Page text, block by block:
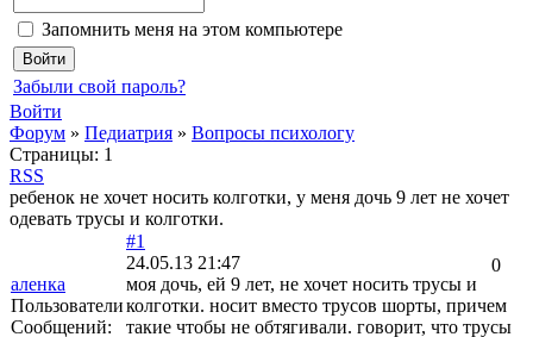
Запомнить меня на этом компьютере
Забыли свой пароль?
Войти
Форум » Педиатрия » Вопросы психологу
Страницы: 1
RSS
ребенок не хочет носить колготки, у меня дочь 9 лет не хочет
одевать трусы и колготки.
аленка
Пользователи
Сообщений:
#1
0
24.05.13 21:47
моя дочь, ей 9 лет, не хочет носить трусы и
колготки. носит вместо трусов шорты, причем
такие чтобы не обтягивали. говорит, что трусы